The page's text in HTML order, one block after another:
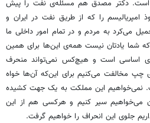
است. دکتر مصدق هم مسئله‌ی نفت را پیش
امپریالیسم را که از طریق نفت در ایران و
می‌کرد به مردم و در تمام امور داخلی ما
که شما یادتان نیست همه‌ی این‌ها برای همین
اساسی است و هیچ‌کس نمی‌تواند منحرف
چپ مخالفت می‌کنیم برای این‌که آن‌ها خواه
نمی‌خواهیم این مملکت به یک جهت کشیده
می‌خواهیم سیر کنیم و هرکسی هم از این
جلوی این انحراف را خواهیم گرفت.